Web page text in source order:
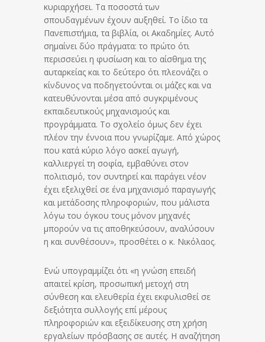
κυριαρχήσει. Τα ποσοστά των
σπουδαγμένων έχουν αυξηθεί. Το ίδιο τα
Πανεπιστήμια, τα βιβλία, οι Ακαδημίες. Αυτό
σημαίνει δύο πράγματα: το πρώτο ότι
περισσεύει η φυσίωση και το αίσθημα της
αυταρκείας και το δεύτερο ότι πλεονάζει ο
κίνδυνος να ποδηγετούνται οι μάζες και να
κατευθύνονται μέσα από συγκριμένους
εκπαιδευτικούς μηχανισμούς και
προγράμματα. Το σχολείο όμως δεν έχει
πλέον την έννοια που γνωρίζαμε. Από χώρος
που κατά κύριο λόγο ασκεί αγωγή,
καλλιεργεί τη σοφία, εμβαθύνει στον
πολιτισμό, τον συντηρεί και παράγει νέον
έχει εξελιχθεί σε ένα μηχανισμό παραγωγής
και μετάδοσης πληροφοριών, που μάλιστα
λόγω του όγκου τους μόνον μηχανές
μπορούν να τις αποθηκεύσουν, αναλύσουν
η και συνθέσουν», προσθέτει ο κ. Νικόλαος.
Ενώ υπογραμμίζει ότι «η γνώση επειδή
απαιτεί κρίση, προσωπική μετοχή στη
σύνθεση και ελευθερία έχει εκφυλισθεί σε
δεξιότητα συλλογής επί μέρους
πληροφοριών και εξειδίκευσης στη χρήση
εργαλείων πρόσβασης σε αυτές. Η αναζήτηση